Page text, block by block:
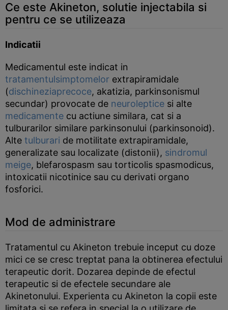
Ce este Akineton, solutie injectabila si
pentru ce se utilizeaza
Indicatii
Medicamentul este indicat in
tratamentulsimptomelor extrapiramidale
(dischineziaprecoce, akatizia, parkinsonismul
secundar) provocate de neuroleptice si alte
medicamente cu actiune similara, cat si a
tulburarilor similare parkinsonului (parkinsonoid).
Alte tulburari de motilitate extrapiramidale,
generalizate sau localizate (distonii), sindromul
meige, blefarospasm sau torticolis spasmodicus,
intoxicatii nicotinice sau cu derivati organo
fosforici.
Mod de administrare
Tratamentul cu Akineton trebuie inceput cu doze
mici ce se cresc treptat pana la obtinerea efectului
terapeutic dorit. Dozarea depinde de efectul
terapeutic si de efectele secundare ale
Akinetonului. Experienta cu Akineton la copii este